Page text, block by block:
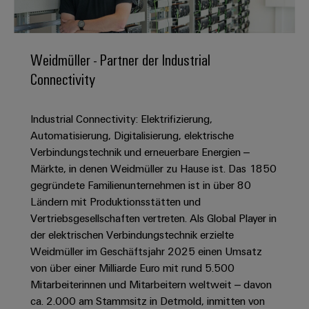
erlebbar
werden.
Lösungen
und
Produkte
Rechenzentren
–
effizient,
zuverlässig,
skalierbar
Energiespeicher
Lösungen
und
Produkte
für
Energiespeichersysteme
(ESS)
Energieübertragung
Anschlusstechnologie
Microgrids
OS
Edge
Computing
Industrial
5G
Single
Pair
Ethernet
Leiterplattenklemmen
und
-
Kabeleinführungssysteme
und
-
komponenten
Anschlussleitungen,
Patchkabel
und
Kabel
SPS
Fast
Service
Beratung
und
digitale
Planung
easyConnect
-
Ihre
Industrial
Service
Platform
Vertrieb uns
Info
für
unsere
Partner
Vertrieb
Großhandelssuche
News
Unternehmen
Weidmüller
und
Fakten
Unser
Vorstand
Nachhaltigkeit
Weidmüller
Academy
People
&
Culture
Compliance
Karriere
Stellen
für
Berufserfahrene
Studierende
Werkstudententätigkeiten
Praktika
Abschlussarbeiten
Neuanfang
für
Studienabbrecher
Offene
Weidmüller - Partner der Industrial
Connectivity
Industrial Connectivity: Elektrifizierung,
Automatisierung, Digitalisierung, elektrische
Verbindungstechnik und erneuerbare Energien –
Märkte, in denen Weidmüller zu Hause ist. Das 1850
gegründete Familienunternehmen ist in über 80
Ländern mit Produktionsstätten und
Vertriebsgesellschaften vertreten. Als Global Player in
der elektrischen Verbindungstechnik erzielte
Weidmüller im Geschäftsjahr 2025 einen Umsatz
von über einer Milliarde Euro mit rund 5.500
Mitarbeiterinnen und Mitarbeitern weltweit – davon
ca. 2.000 am Stammsitz in Detmold, inmitten von